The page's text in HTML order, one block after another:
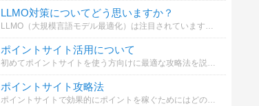
LLMO対策についてどう思いますか？
LLMO（大規模言語モデル最適化）は注目されていますが、SEOとの違いや対策についてどう考えますか？詳しく解説しています。
ポイントサイト活用について
初めてポイントサイトを使う方向けに最適な攻略法を説明します。簡単に始められるので是非参考にしてください。
ポイントサイト攻略法
ポイントサイトで効果的にポイントを稼ぐためにはどのような方法が必要か選んでください